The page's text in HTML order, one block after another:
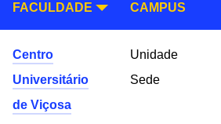
FACULDADE CAMPUS
Centro
Universitário
de Viçosa
Unidade
Sede